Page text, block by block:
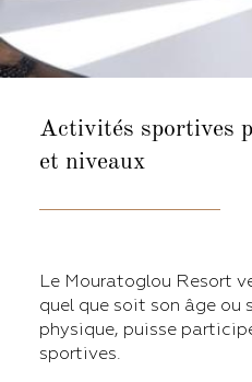
Activités sportives
et niveaux
Le Mouratoglou Resort
quel que soit son âge ou
physique, puisse
sportives.